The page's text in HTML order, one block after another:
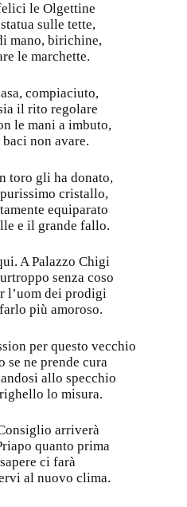
le Olgettine
sulle tette,
mano, birichine,
le marchette.
compiaciuto,
il rito regolare
le mani a imbuto,
non avare.
toro gli ha donato,
cristallo,
equiparato
e il grande fallo.
A Palazzo Chigi
senza coso
l’uom dei prodigi
più amoroso.
per questo vecchio
se ne prende cura
allo specchio
lo misura.
arriverà
quanto prima
ci farà
al nuovo clima.